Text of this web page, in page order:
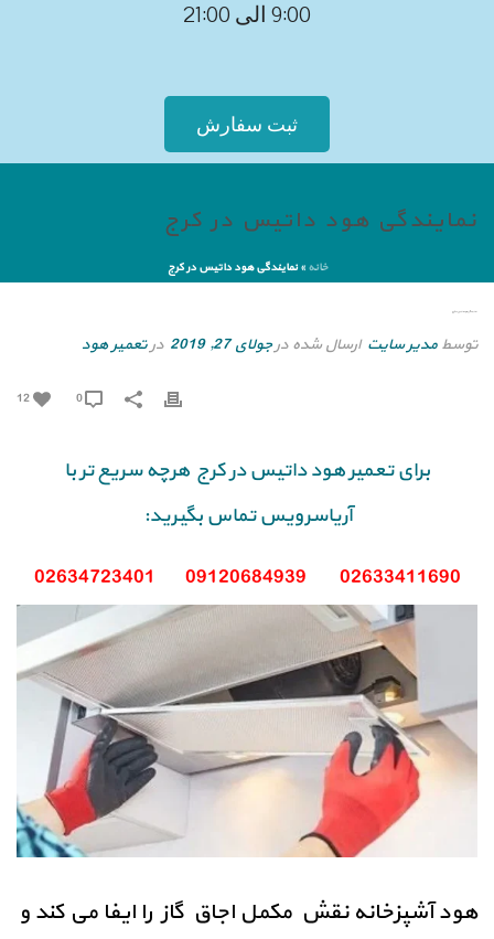
9:00 الی 21:00
ثبت سفارش
نمایندگی هود داتیس در کرج
خانه »نمایندگی هود داتیس در کرج
نمایندگی هود داتیس در کرج
توسطمدیر سایت ارسال شده درجولای 27, 2019 درتعمیر هود
12
برای تعمیر هود داتیس در کرج هرچه سریع تر با
آریاسرویس تماس بگیرید:
02633411690
09120684939
02634723401
هود آشپزخانه نقش مکمل اجاق گاز را ایفا می کند و